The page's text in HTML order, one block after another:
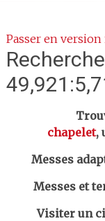
Passer en
Trouver
chapelet,
Messes
Messes et
Visiter un